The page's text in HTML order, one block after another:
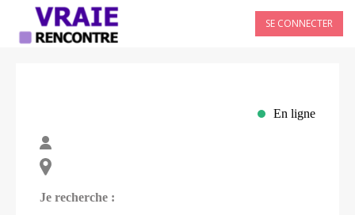
SE CONNECTER
En ligne
Je recherche :